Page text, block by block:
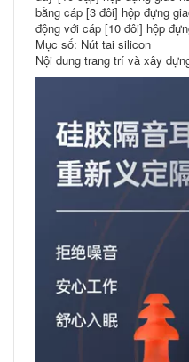
bằng cáp [3 đôi] hộp đựng
động với cáp [10 đôi] hộp
Mục số: Nút tai silicon
Nội dung trang trí và xây